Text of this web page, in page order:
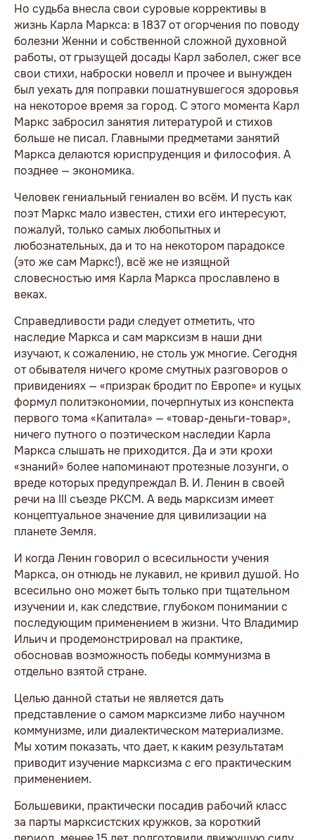
Но судьба внесла свои суровые коррективы в
жизнь Карла Маркса: в 1837 от огорчения по поводу
болезни Женни и собственной сложной духовной
работы, от грызущей досады Карл заболел, сжег все
свои стихи, наброски новелл и прочее и вынужден
был уехать для поправки пошатнувшегося здоровья
на некоторое время за город. С этого момента Карл
Маркс забросил занятия литературой и стихов
больше не писал. Главными предметами занятий
Маркса делаются юриспруденция и философия. А
позднее — экономика.
Человек гениальный гениален во всём. И пусть как
поэт Маркс мало известен, стихи его интересуют,
пожалуй, только самых любопытных и
любознательных, да и то на некотором парадоксе
(это же сам Маркс!), всё же не изящной
словесностью имя Карла Маркса прославлено в
веках.
Справедливости ради следует отметить, что
наследие Маркса и сам марксизм в наши дни
изучают, к сожалению, не столь уж многие. Сегодня
от обывателя ничего кроме смутных разговоров о
привидениях — «призрак бродит по Европе» и куцых
формул политэкономии, почерпнутых из конспекта
первого тома «Капитала» — «товар-деньги-товар»,
ничего путного о поэтическом наследии Карла
Маркса слышать не приходится. Да и эти крохи
«знаний» более напоминают протезные лозунги, о
вреде которых предупреждал В. И. Ленин в своей
речи на III съезде РКСМ. А ведь марксизм имеет
концептуальное значение для цивилизации на
планете Земля.
И когда Ленин говорил о всесильности учения
Маркса, он отнюдь не лукавил, не кривил душой. Но
всесильно оно может быть только при тщательном
изучении и, как следствие, глубоком понимании с
последующим применением в жизни. Что Владимир
Ильич и продемонстрировал на практике,
обосновав возможность победы коммунизма в
отдельно взятой стране.
Целью данной статьи не является дать
представление о самом марксизме либо научном
коммунизме, или диалектическом материализме.
Мы хотим показать, что дает, к каким результатам
приводит изучение марксизма с его практическим
применением.
Большевики, практически посадив рабочий класс
за парты марксистских кружков, за короткий